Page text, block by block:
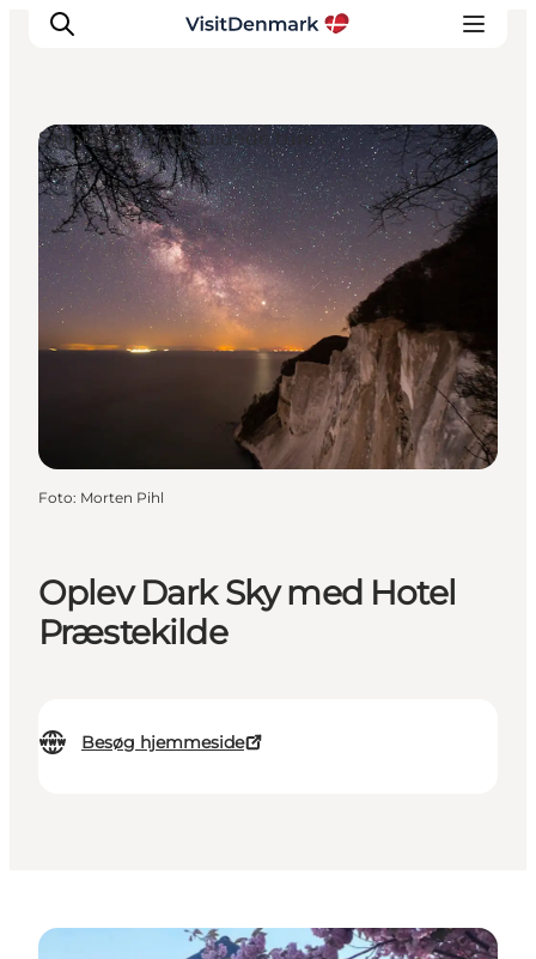
Inspiration
Destinationer
Oplevelser
Overnatning
Planlæg ferien
Oplev Dark Sky med Hotel
Præstekilde
Besøg hjemmeside
Sightseeing og guidede ture
Foto: Morten Pihl